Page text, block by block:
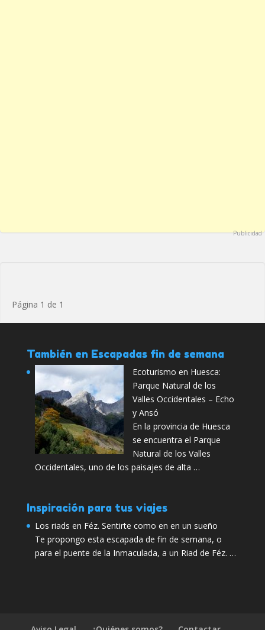
Publicidad
Página 1 de 1
También en Escapadas fin de semana
Ecoturismo en Huesca:
Parque Natural de los
Valles Occidentales – Echo
y Ansó
En la provincia de Huesca
se encuentra el Parque
Natural de los Valles
Occidentales, uno de los paisajes de alta …
Inspiración para tus viajes
Los riads en Féz. Sentirte como en en un sueño
Te propongo esta escapada de fin de semana, o
para el puente de la Inmaculada, a un Riad de Féz. …